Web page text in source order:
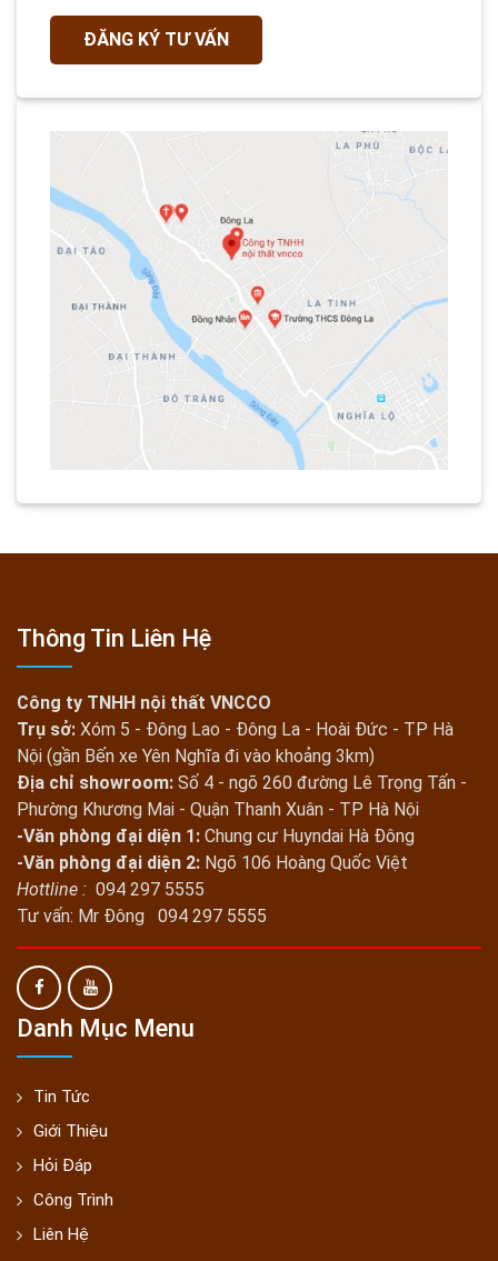
ĐĂNG KÝ TƯ VẤN
Thông Tin Liên Hệ
Công ty TNHH nội thất VNCCO
Trụ sở: Xóm 5 - Đông Lao - Đông La - Hoài Đức - TP Hà
Nội (gần Bến xe Yên Nghĩa đi vào khoảng 3km)
Địa chỉ showroom: Số 4 - ngõ 260 đường Lê Trọng Tấn -
Phường Khương Mai - Quận Thanh Xuân - TP Hà Nội
-Văn phòng đại diện 1: Chung cư Huyndai Hà Đông
-Văn phòng đại diện 2: Ngõ 106 Hoàng Quốc Việt
Hottline : 094 297 5555
Tư vấn: Mr Đông 094 297 5555
Danh Mục Menu
Tin Tức
Giới Thiệu
Hỏi Đáp
Công Trình
Liên Hệ